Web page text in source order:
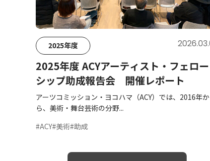
2025年度
2025年度 ACYアーティスト・フェロー
シップ助成報告会 開催レポート
アーツコミッション・ヨコハマ（ACY）では、2016年か
ら、美術・舞台芸術の分野...
#ACY#美術#助成